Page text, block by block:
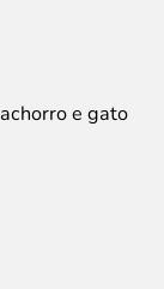
e gato